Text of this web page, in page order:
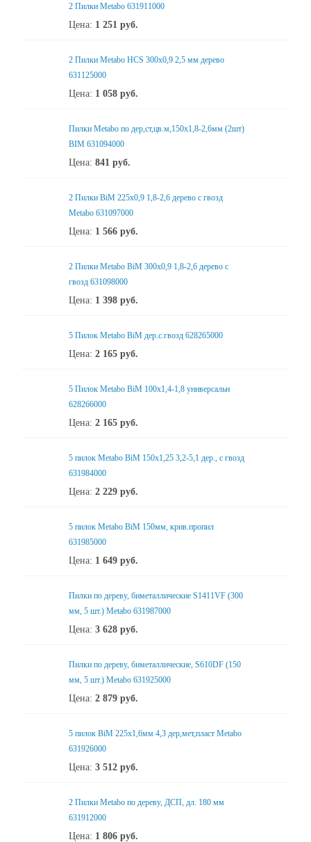
2 Пилки Metabo 631911000
Цена: 1 251 руб.
2 Пилки Metabo HCS 300x0,9 2,5 мм дерево
631125000
Цена: 1 058 руб.
Пилки Metabo по дер,ст,цв.м,150x1,8-2,6мм (2шт)
BIM 631094000
Цена: 841 руб.
2 Пилки BiM 225x0,9 1,8-2,6 дерево с гвозд
Metabo 631097000
Цена: 1 566 руб.
2 Пилки Metabo BiM 300x0,9 1,8-2,6 дерево с
гвозд 631098000
Цена: 1 398 руб.
5 Пилок Metabo BiM дер.с.гвозд 628265000
Цена: 2 165 руб.
5 Пилок Metabo BiM 100x1,4-1,8 универсальн
628266000
Цена: 2 165 руб.
5 пилок Metabo BiM 150x1,25 3,2-5,1 дер., с гвозд
631984000
Цена: 2 229 руб.
5 пилок Metabo BiM 150мм, крив.пропил
631985000
Цена: 1 649 руб.
Пилки по дереву, биметаллические S1411VF (300
мм, 5 шт.) Metabo 631987000
Цена: 3 628 руб.
Пилки по дереву, биметаллические, S610DF (150
мм, 5 шт.) Metabo 631925000
Цена: 2 879 руб.
5 пилок BiM 225x1,6мм 4,3 дер,мет,пласт Metabo
631926000
Цена: 3 512 руб.
2 Пилки Metabo по дереву, ДСП, дл. 180 мм
631912000
Цена: 1 806 руб.